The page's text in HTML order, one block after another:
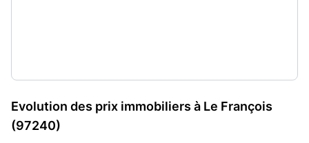
Evolution des prix immobiliers à Le François
(97240)